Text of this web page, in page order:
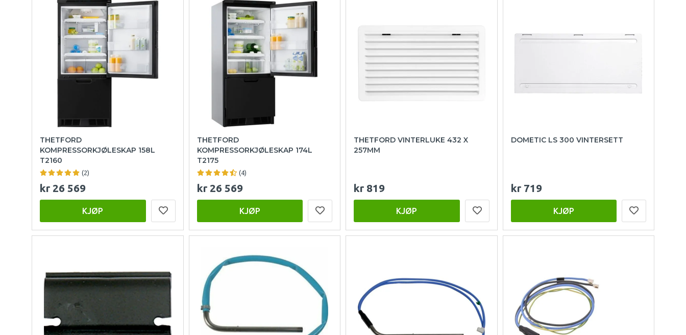
THETFORD
KOMPRESSORKJØLESKAP 158L
T2160
(2)
kr 26 569
KJØP
THETFORD
KOMPRESSORKJØLESKAP 174L
T2175
(4)
kr 26 569
KJØP
THETFORD VINTERLUKE 432 X
257MM
kr 819
KJØP
DOMETIC LS 300 VINTERSETT
kr 719
KJØP